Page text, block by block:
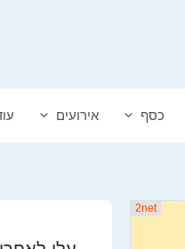
כסף אירועים